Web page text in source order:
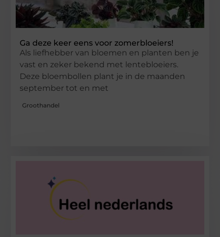
Ga deze keer eens voor zomerbloeiers!
Als liefhebber van bloemen en planten ben je
vast en zeker bekend met lentebloeiers.
Deze bloembollen plant je in de maanden
september tot en met
Groothandel